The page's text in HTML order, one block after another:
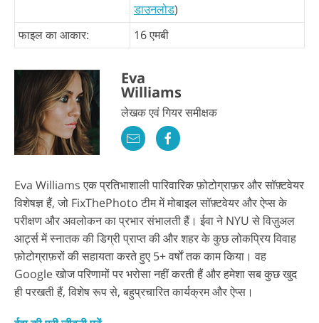
डाउनलोड)
फाइल का आकार:
16 एमबी
Eva
Williams
लेखक एवं गियर समीक्षक
Eva Williams एक प्रतिभाशाली पारिवारिक फ़ोटोग्राफ़र और सॉफ़्टवेयर
विशेषज्ञ हैं, जो FixThePhoto टीम में मोबाइल सॉफ़्टवेयर और ऐप्स के
परीक्षण और अवलोकन का प्रभार संभालती हैं। ईवा ने NYU से विज़ुअल
आर्ट्स में स्नातक की डिग्री प्राप्त की और शहर के कुछ लोकप्रिय विवाह
फ़ोटोग्राफ़रों की सहायता करते हुए 5+ वर्षों तक काम किया। वह
Google खोज परिणामों पर भरोसा नहीं करती हैं और हमेशा सब कुछ खुद
ही परखती हैं, विशेष रूप से, बहुप्रचारित कार्यक्रम और ऐप्स।